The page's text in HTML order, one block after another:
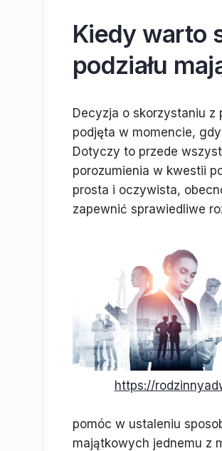
Kiedy warto
podziału
Decyzja o skorzystaniu z
podjęta w momencie,
Dotyczy to przede
porozumienia w kwestii
prosta i oczywista,
zapewnić sprawiedliwe
https://
pomóc w ustaleniu
majątkowych jednemu z